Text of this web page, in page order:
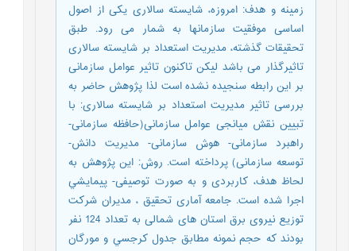
زمینه و هدف: امروزه، شایسته سالاری یکی از اصول
اساسی موفقیت سازمانها به شمار می رود. طبق
تحقیقات گذشته، مدیریت استعداد بر شایسته سالاری
تاثیرگذار می باشد لیکن تاکنون تاثیر عوامل سازمانی
بر این رابطه سنجیده نشده است لذا پژوهش حاضر به
بررسی تاثیر مدیریت استعداد بر شایسته سالاری: با
تبیین نقش میانجی عوامل سازمانی(حافظه سازمانی-
راهبرد سازمانی- هوش سازمانی- مدیریت دانش-
توسعه سازمانی) پرداخته است. روش: این پژوهش به
لحاظ هدف، کاربردی و به صورت توصیفی- پيمايشي
اجرا شده است. جامعه آماری تحقیق ، مدیران شرکت
توزیع نیروی برق استان های شمالی به تعداد 124 نفر
بودند که حجم نمونه مطابق جدول كرجسي و مورگان